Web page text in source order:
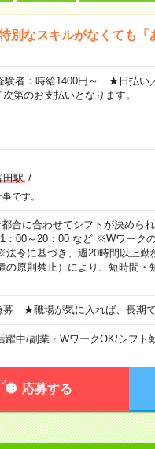
別なスキルがなくても
者：時給1400円～ ★日払い
第のお支払いとなります。
田駅/
です。
合に合わせてシフトが決めら
：00～20：00 など ※Wワーク
令に基づき、週20時間以上勤
原則禁止）により、短時間・
★職場が気に入れば、長期で
躍中/副業・WワークOK/シフト
応募する